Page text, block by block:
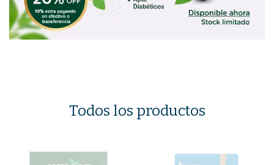
Todos los productos